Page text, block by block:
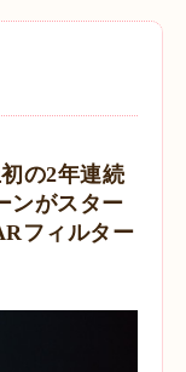
の2年連続
ンがスター
フィルター